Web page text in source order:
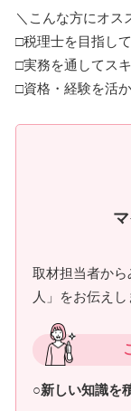
＼こんな方にオス
□税理士を目指し
□実務を通してス
□資格・経験を活
取材担当者か
人」をお伝えし
○新しい知識を